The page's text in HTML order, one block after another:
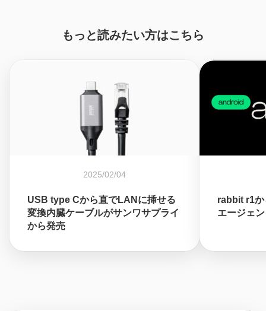
もっと読みたい方はこちら
2025/02/04
USB type Cから直でLANに挿せる
変換内臓ケーブルがサンワサプライ
から発売
rabbit r1
エージェ